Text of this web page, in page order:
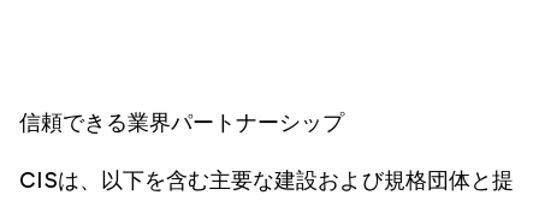
信頼できる業界パートナーシップ
CISは、以下を含む主要な建設および規格 団体と提